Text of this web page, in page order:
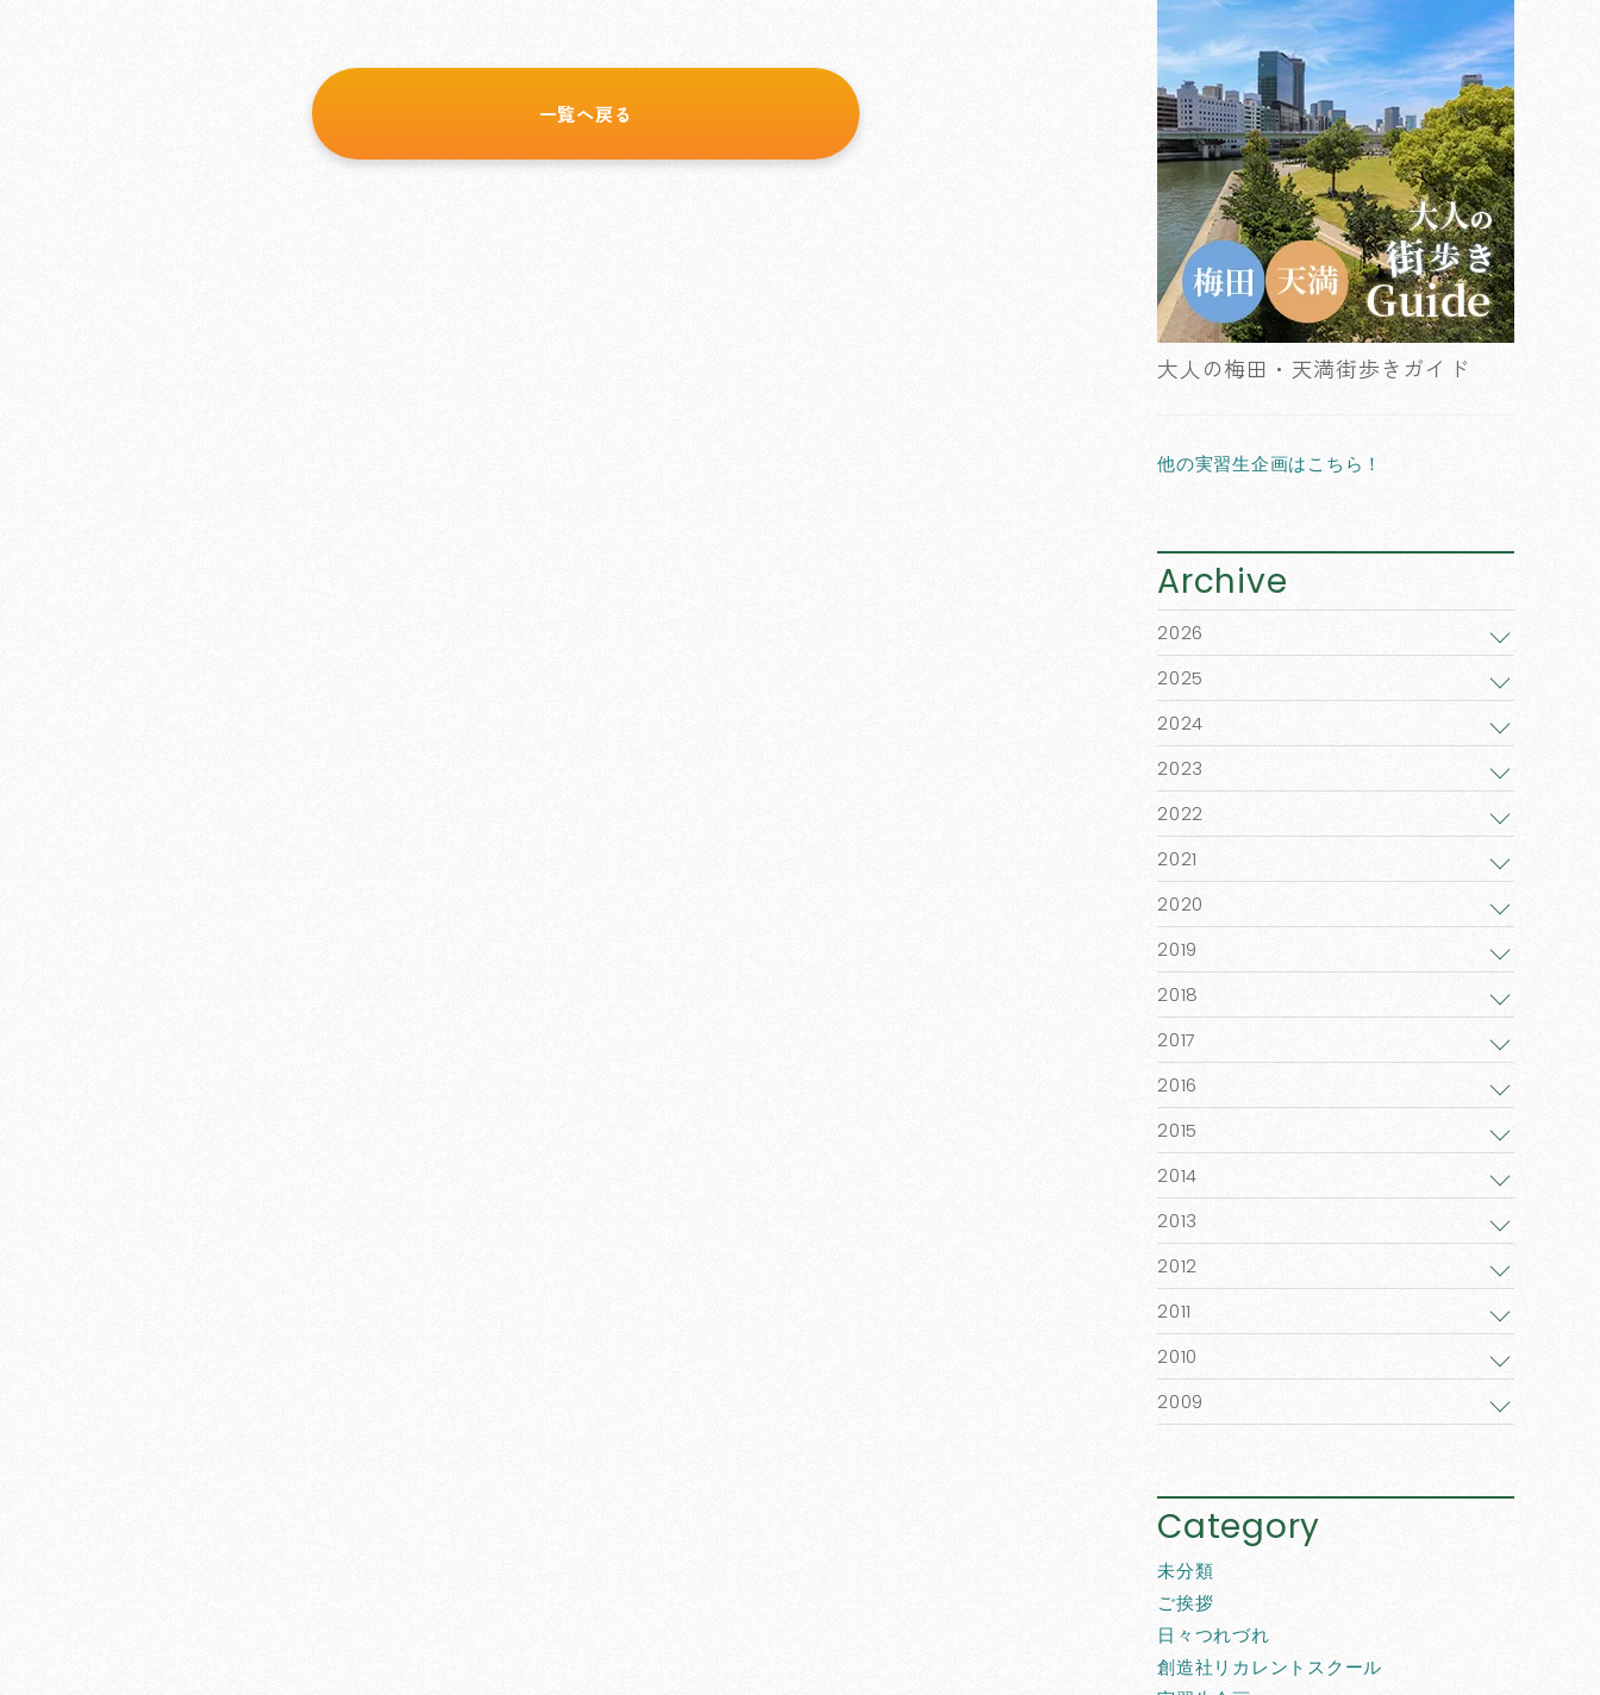
一覧へ戻る
大人の梅田・天満街歩きガイド
他の実習生企画はこちら！
Archive
2026
2025
2024
2023
2022
2021
2020
2019
2018
2017
2016
2015
2014
2013
2012
2011
2010
2009
Category
未分類
ご挨拶
日々つれづれ
創造社リカレントスクール